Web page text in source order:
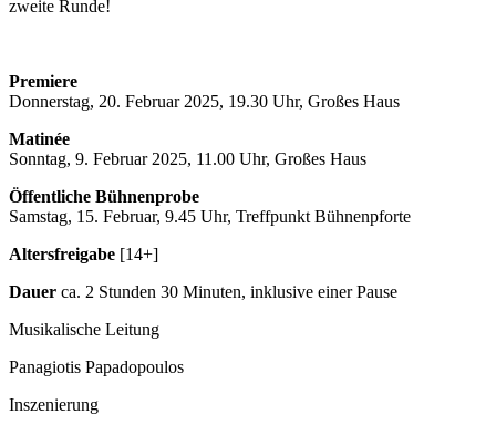
zweite Runde!
Premiere
Donnerstag, 20. Februar 2025, 19.30 Uhr, Großes Haus
Matinée
Sonntag, 9. Februar 2025, 11.00 Uhr, Großes Haus
Öffentliche Bühnenprobe
Samstag, 15. Februar, 9.45 Uhr, Treffpunkt Bühnenpforte
Altersfreigabe [14+]
Dauer ca. 2 Stunden 30 Minuten, inklusive einer Pause
Musikalische Leitung
Panagiotis Papadopoulos
Inszenierung